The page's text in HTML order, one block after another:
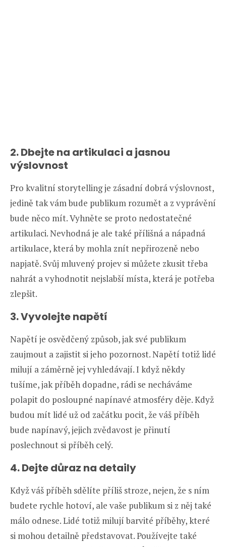
2. Dbejte na artikulaci a jasnou
výslovnost
Pro kvalitní storytelling je zásadní dobrá výslovnost,
jedině tak vám bude publikum rozumět a z vyprávění
bude něco mít. Vyhněte se proto nedostatečné
artikulaci. Nevhodná je ale také přílišná a nápadná
artikulace, která by mohla znít nepřirozeně nebo
napjatě. Svůj mluvený projev si můžete zkusit třeba
nahrát a vyhodnotit nejslabší místa, která je potřeba
zlepšit.
3. Vyvolejte napětí
Napětí je osvědčený způsob, jak své publikum
zaujmout a zajistit si jeho pozornost. Napětí totiž lidé
milují a záměrně jej vyhledávají. I když někdy
tušíme, jak příběh dopadne, rádi se necháváme
polapit do posloupné napínavé atmosféry děje. Když
budou mít lidé už od začátku pocit, že váš příběh
bude napínavý, jejich zvědavost je přinutí
poslechnout si příběh celý.
4. Dejte důraz na detaily
Když váš příběh sdělíte příliš stroze, nejen, že s ním
budete rychle hotoví, ale vaše publikum si z něj také
málo odnese. Lidé totiž milují barvité příběhy, které
si mohou detailně představovat. Používejte také